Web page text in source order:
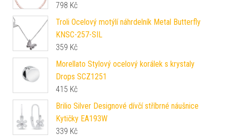
798 Kč
Troli Ocelový motýlí náhrdelník Metal Butterfly
KNSC-257-SIL
359 Kč
Morellato Stylový ocelový korálek s krystaly
Drops SCZ1251
415 Kč
Brilio Silver Designové dívčí stříbrné náušnice
Kytičky EA193W
339 Kč